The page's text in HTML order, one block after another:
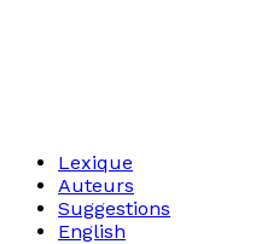
Lexique
Auteurs
Suggestions
English